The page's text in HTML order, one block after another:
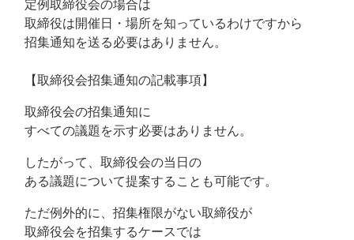
定例取締役会の場合は
取締役は開催日・場所を知っているわけですから
招集通知を送る必要はありません。
【取締役会招集通知の記載事項】
取締役会の招集通知に
すべての議題を示す必要はありません。
したがって、取締役会の当日の
ある議題について提案することも可能です。
ただ例外的に、招集権限がない取締役が
取締役会を招集するケースでは